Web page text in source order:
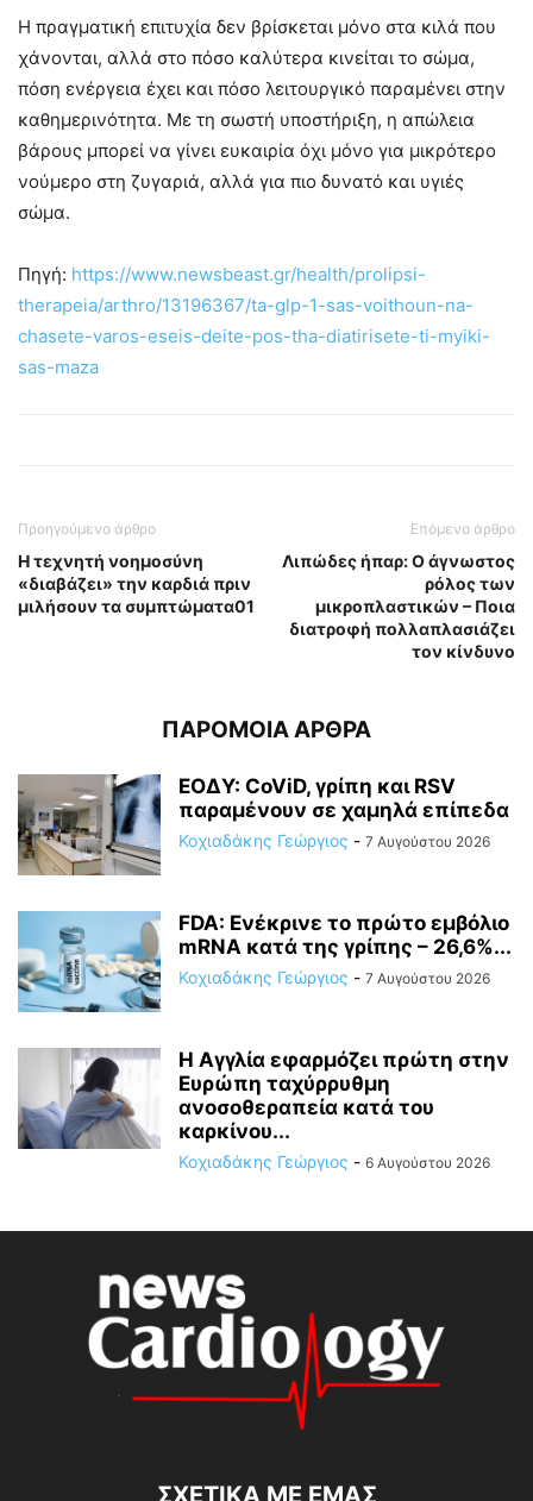
Η πραγματική επιτυχία δεν βρίσκεται μόνο στα κιλά που
χάνονται, αλλά στο πόσο καλύτερα κινείται το σώμα,
πόση ενέργεια έχει και πόσο λειτουργικό παραμένει στην
καθημερινότητα. Με τη σωστή υποστήριξη, η απώλεια
βάρους μπορεί να γίνει ευκαιρία όχι μόνο για μικρότερο
νούμερο στη ζυγαριά, αλλά για πιο δυνατό και υγιές
σώμα.
Πηγή: https://www.newsbeast.gr/health/prolipsi-
therapeia/arthro/13196367/ta-glp-1-sas-voithoun-na-
chasete-varos-eseis-deite-pos-tha-diatirisete-ti-myiki-
sas-maza
Προηγούμενο άρθρο
Η τεχνητή νοημοσύνη
«διαβάζει» την καρδιά πριν
μιλήσουν τα συμπτώματα01
Επόμενο άρθρο
Λιπώδες ήπαρ: Ο άγνωστος
ρόλος των
μικροπλαστικών – Ποια
διατροφή πολλαπλασιάζει
τον κίνδυνο
ΠΑΡΟΜΟΙΑ ΑΡΘΡΑ
ΕΟΔΥ: CoViD, γρίπη και RSV
παραμένουν σε χαμηλά επίπεδα
Κοχιαδάκης Γεώργιος - 7 Αυγούστου 2026
FDA: Ενέκρινε το πρώτο εμβόλιο
mRNA κατά της γρίπης – 26,6%...
Κοχιαδάκης Γεώργιος - 7 Αυγούστου 2026
Η Αγγλία εφαρμόζει πρώτη στην
Ευρώπη ταχύρρυθμη
ανοσοθεραπεία κατά του
καρκίνου...
Κοχιαδάκης Γεώργιος - 6 Αυγούστου 2026
ΣΧΕΤΙΚΆ ΜΕ ΕΜΆΣ